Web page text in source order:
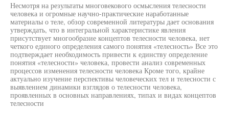
Несмотря на результаты многовекового осмысления телесности
человека и огромные научно-практические наработанные
материалы о теле, обзор современной литературы дает основания
утверждать, что в интегральной характеристике явления
присутствует многообразие концептов телесности человека, нет
четкого единого определения самого понятия «телесность» Все это
подтверждает необходимость привести к единству определение
понятия «телесности» человека, провести анализ современных
процессов изменения телесности человека Кроме того, крайне
актуально изучение перспективы человеческих тел и телесности с
выявлением динамики взглядов о телесности человека,
проявленных в основных направлениях, типах и видах концептов
телесности